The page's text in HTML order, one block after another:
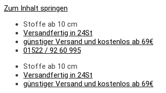
Zum Inhalt springen
Stoffe ab 10 cm
Versandfertig in 24St
günstiger Versand und kostenlos ab 69€
01522 / 92 60 995
Stoffe ab 10 cm
Versandfertig in 24St
günstiger Versand und kostenlos ab 69€